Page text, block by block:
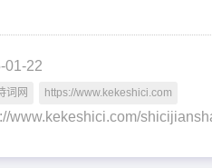
01-22
词网 https://www.kekeshici.com
www.kekeshici.com/